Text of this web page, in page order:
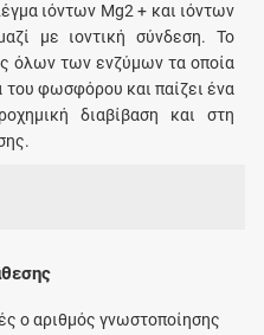
ιόντων Mg2 + και ιόντων
με ιοντική σύνδεση. Το
όλων των ενζύμων τα οποία
φωσφόρου και παίζει ένα
διαβίβαση και στη
ο αριθμός γνωστοποίησης